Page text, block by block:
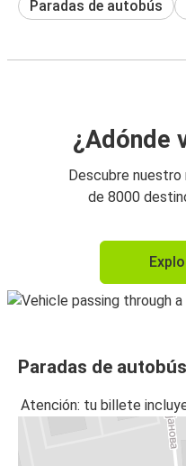
Paradas de autobús
¿Adónde
Descubre nuestro
de 8000
Paradas de
Atención: tu billete